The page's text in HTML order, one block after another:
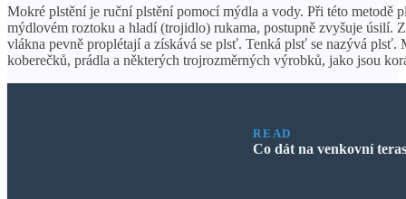
Mokré plstění je ruční plstění pomocí mýdla a vody. Při této metodě
mýdlovém roztoku a hladí (trojidlo) rukama, postupně zvyšuje úsilí.
vlákna pevně proplétají a získává se plsť. Tenká plsť se nazývá
koberečků, prádla a některých trojrozměrných výrobků, jako jsou
READ
Co dát na venkovní